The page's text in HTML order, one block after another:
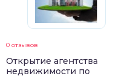
0 отзывов
Открытие агентства
недвижимости по